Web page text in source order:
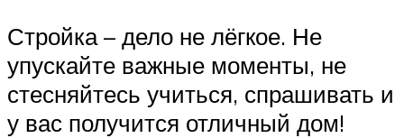
Стройка – дело не лёгкое. Не
упускайте важные моменты, не
стесняйтесь учиться, спрашивать и
у вас получится отличный дом!